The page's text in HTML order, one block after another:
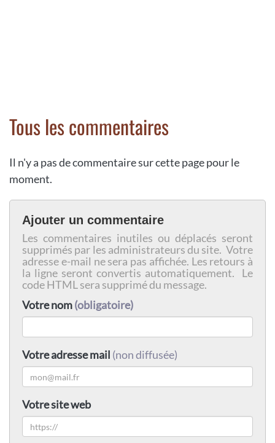
Tous les commentaires
Il n'y a pas de commentaire sur cette page pour le
moment.
Ajouter un commentaire
Les commentaires inutiles ou déplacés seront
supprimés par les administrateurs du site. Votre
adresse e-mail ne sera pas affichée. Les retours à
la ligne seront convertis automatiquement. Le
code HTML sera supprimé du message.
Votre nom(obligatoire)
Votre adresse mail (non diffusée)
Votre site web